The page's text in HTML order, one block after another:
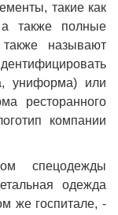
такие как
а также полные
называют
униформа) или
ресторанного
компании
спецодежды
одежда
же госпитале, -